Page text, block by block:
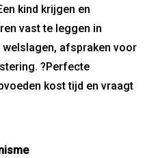
kind krijgen en
vast te leggen in
afspraken voor
?Perfecte
kost tijd en vraagt